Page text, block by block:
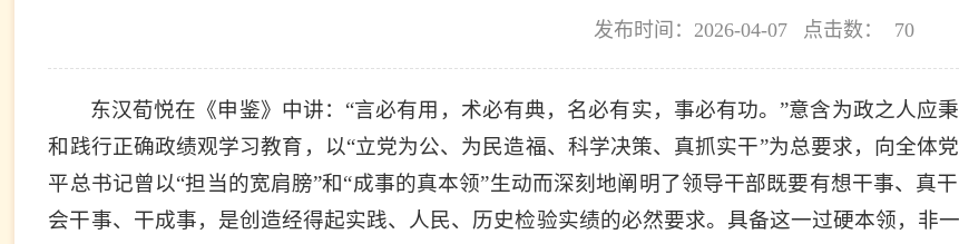
发布时间：2026-04-07 点击数： 70
东汉荀悦在《申鉴》中讲：“言必有用，术必有典，名必有实，事必有功。”意含为政之人应
和践行正确政绩观学习教育，以“立党为公、为民造福、科学决策、真抓实干”为总要求，向全体
平总书记曾以“担当的宽肩膀”和“成事的真本领”生动而深刻地阐明了领导干部既要有想干事、真
会干事、干成事，是创造经得起实践、人民、历史检验实绩的必然要求。具备这一过硬本领，非